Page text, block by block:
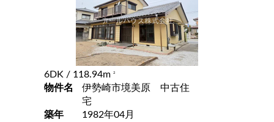
6DK / 118.94m 2
物件名
伊勢崎市境美原 中古住
宅
築年
1982年04月